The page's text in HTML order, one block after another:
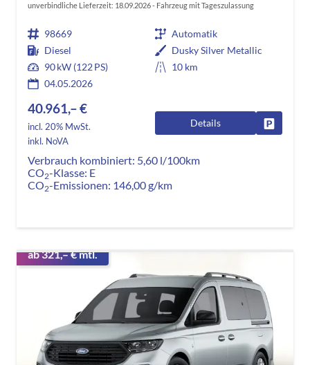
unverbindliche Lieferzeit: 18.09.2026 Fahrzeug mit Tageszulassung
98669
Automatik
Diesel
Dusky Silver Metallic
90 kW (122 PS)
10 km
04.05.2026
40.961,– €
incl. 20% MwSt.
inkl. NoVA
Details
Verbrauch kombiniert: 5,60 l/100km
CO2-Klasse: E
CO2-Emissionen: 146,00 g/km
ab 321,– € mtl.